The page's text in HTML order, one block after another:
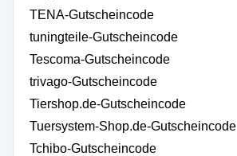
TENA-Gutscheincode
tuningteile-Gutscheincode
Tescoma-Gutscheincode
trivago-Gutscheincode
Tiershop.de-Gutscheincode
Tuersystem-Shop.de-Gutscheincode
Tchibo-Gutscheincode